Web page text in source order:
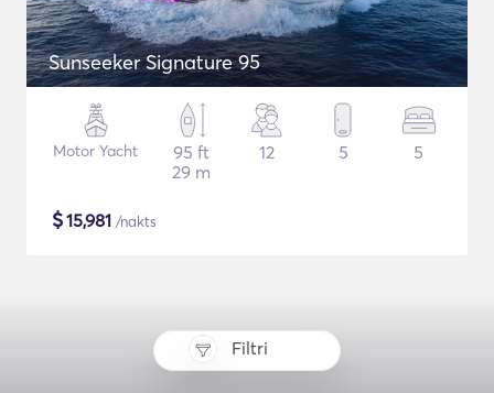
Filtri
Sunseeker Signature 95
Motor Yacht
95 ft
29 m
12 5 5
$15,981 /nakts